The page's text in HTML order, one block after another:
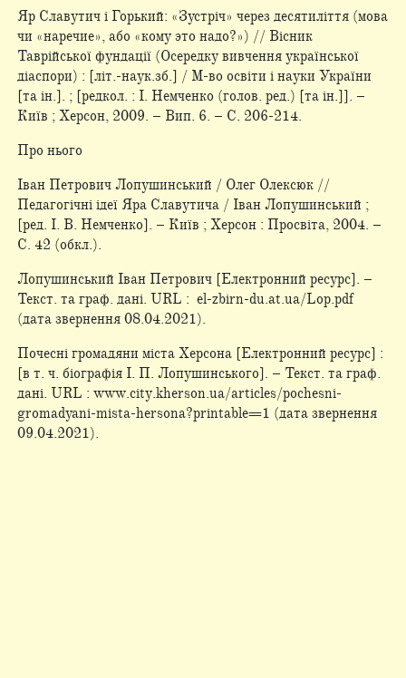
Яр Славутич і Горький: «Зустріч» через десятиліття (мова
чи «наречие», або «кому это надо?») // Вісник
Таврійської фундації (Осередку вивчення української
діаспори) : [літ.-наук.зб.] / М-во освіти і науки України
[та ін.]. ; [редкол. : І. Немченко (голов. ред.) [та ін.]]. –
Київ ; Херсон, 2009. – Вип. 6. – С. 206-214.
Про нього
Іван Петрович Лопушинський / Олег Олексюк //
Педагогічні ідеї Яра Славутича / Іван Лопушинський ;
[ред. І. В. Немченко]. – Київ ; Херсон : Просвіта, 2004. –
С. 42 (обкл.).
Лопушинський Іван Петрович [Електронний ресурс]. –
Текст. та граф. дані. URL : el-zbirn-du.at.ua/Lop.pdf
(дата звернення 08.04.2021).
Почесні громадяни міста Херсона [Електронний ресурс] :
[в т. ч. біографія І. П. Лопушинського]. – Текст. та граф.
дані. URL : www.city.kherson.ua/articles/pochesni-
gromadyani-mista-hersona?printable=1 (дата звернення
09.04.2021).